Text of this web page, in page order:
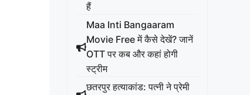
हैं
Maa Inti Bangaaram
Movie Free में कैसे देखें? जानें
OTT पर कब और कहां होगी
स्ट्रीम
छतरपुर हत्याकांड: पत्नी ने प्रेमी